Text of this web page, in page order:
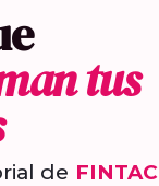
tus
de FINTAC